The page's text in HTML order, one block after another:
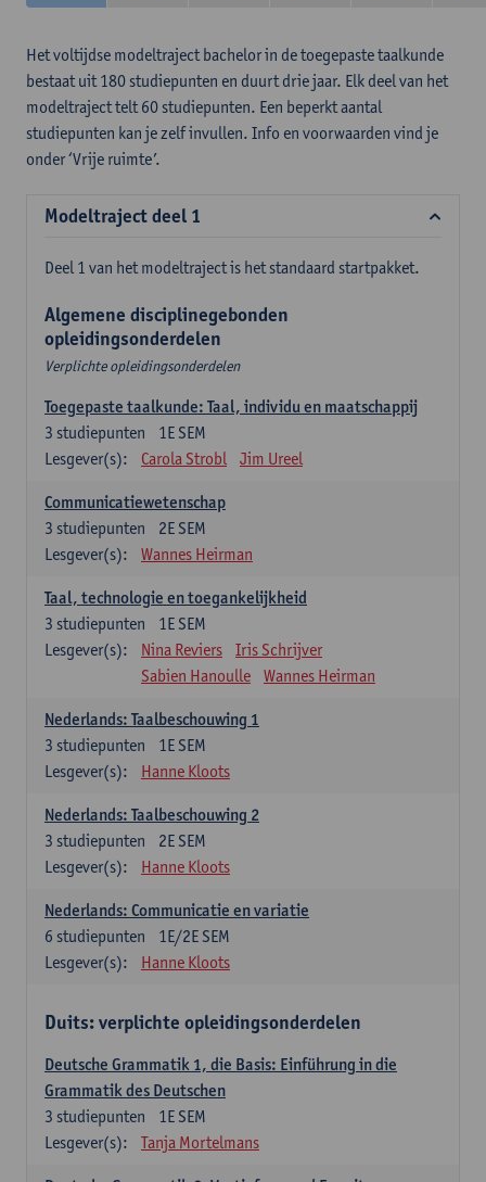
Het voltijdse modeltraject bachelor in de toegepaste taalkunde
bestaat uit 180 studiepunten en duurt drie jaar. Elk deel van het
modeltraject telt 60 studiepunten. Een beperkt aantal
studiepunten kan je zelf invullen. Info en voorwaarden vind je
onder ‘Vrije ruimte’.
Modeltraject deel 1
Deel 1 van het modeltraject is het standaard startpakket.
Algemene disciplinegebonden
opleidingsonderdelen
Verplichte opleidingsonderdelen
Toegepaste taalkunde: Taal, individu en maatschappij
1E SEM
3 studiepunten
Lesgever(s):
Carola Strobl Jim Ureel
Communicatiewetenschap
2E SEM
3 studiepunten
Lesgever(s):
Wannes Heirman
Taal, technologie en toegankelijkheid
1E SEM
3 studiepunten
Lesgever(s):
Nina Reviers
Iris Schrijver
Sabien Hanoulle
Wannes Heirman
Nederlands: Taalbeschouwing 1
1E SEM
3 studiepunten
Lesgever(s):
Hanne Kloots
Nederlands: Taalbeschouwing 2
2E SEM
3 studiepunten
Lesgever(s):
Hanne Kloots
Nederlands: Communicatie en variatie
1E/2E SEM
6 studiepunten
Lesgever(s):
Hanne Kloots
Duits: verplichte opleidingsonderdelen
Deutsche Grammatik 1, die Basis: Einführung in die
Grammatik des Deutschen
1E SEM
3 studiepunten
Lesgever(s):
Tanja Mortelmans